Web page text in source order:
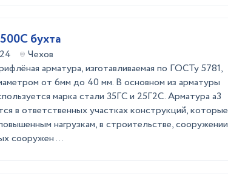
бухта
Чехов
арматура, изготавливаемая по ГОСТу 5781,
от 6мм до 40 мм. В основном из арматуры
марка стали 35ГС и 25Г2С. Арматура а3
в ответственных участках конструкций, которые
нагрузкам, в строительстве, сооружении
сооружен ...